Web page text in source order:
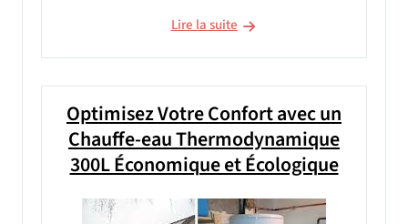
Lire la suite
Optimisez Votre Confort avec un
Chauffe-eau Thermodynamique
300L Économique et Écologique